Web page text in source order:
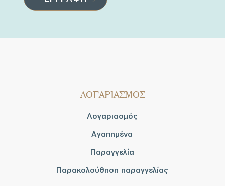
ΛΟΓΑΡΙΑΣΜΟΣ
Λογαριασμός
Αγαπημένα
Παραγγελία
Παρακολούθηση παραγγελίας